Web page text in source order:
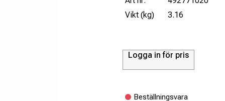
Vikt (kg)
3.16
Logga in för pris
Beställningsvara